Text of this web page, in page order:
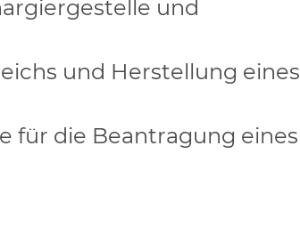
rgiergestelle und
und Herstellung eines
für die Beantragung eines